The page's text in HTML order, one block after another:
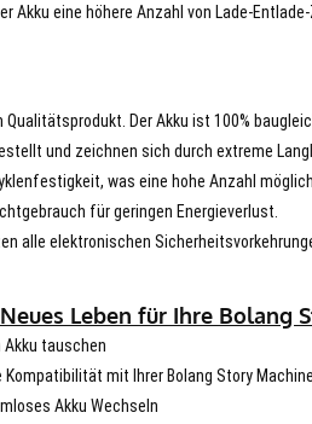
Akku eine höhere Anzahl von Lade-
Der Akku ist 100%
und zeichnen sich durch extreme
was eine hohe Anzahl
für geringen Energieverlust.
alle elektronischen
Leben für Ihre Bolang
tauschen
mit Ihrer Bolang Story Machine
Akku Wechseln